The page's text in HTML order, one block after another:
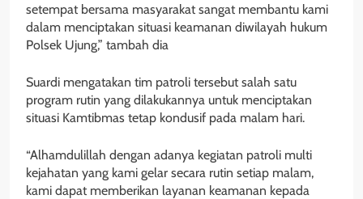
setempat bersama masyarakat sangat membantu kami
dalam menciptakan situasi keamanan diwilayah hukum
Polsek Ujung,” tambah dia
Suardi mengatakan tim patroli tersebut salah satu
program rutin yang dilakukannya untuk menciptakan
situasi Kamtibmas tetap kondusif pada malam hari.
“Alhamdulillah dengan adanya kegiatan patroli multi
kejahatan yang kami gelar secara rutin setiap malam,
kami dapat memberikan layanan keamanan kepada